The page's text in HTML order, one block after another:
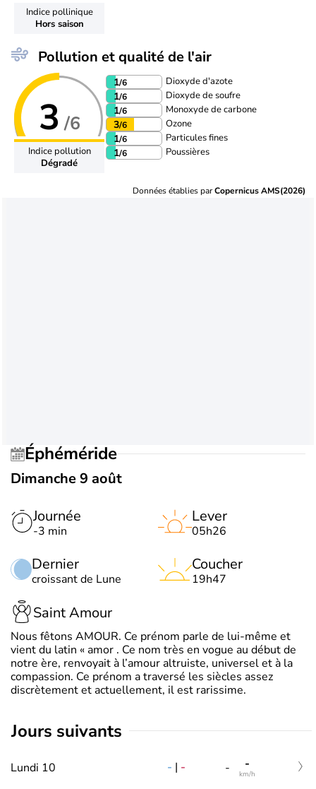
Indice pollinique
Hors saison
Pollution et qualité de l'air
3 /6
Indice pollution
Dégradé
1/6 Dioxyde d'azote
1/6 Dioxyde de soufre
1/6 Monoxyde de carbone
3/6 Ozone
1/6 Particules fines
1/6 Poussières
Données établies parCopernicus AMS(2026)
Éphéméride
Dimanche 9 août
Journée
-3 min
Dernier
croissant de Lune
Lever
05h26
Coucher
19h47
Saint Amour
Nous fêtons AMOUR. Ce prénom parle de lui-même et
vient du latin « amor . Ce nom très en vogue au début de
notre ère, renvoyait à l’amour altruiste, universel et à la
compassion. Ce prénom a traversé les siècles assez
discrètement et actuellement, il est rarissime.
jours suivants
Lundi 10 - | - - -
km/h